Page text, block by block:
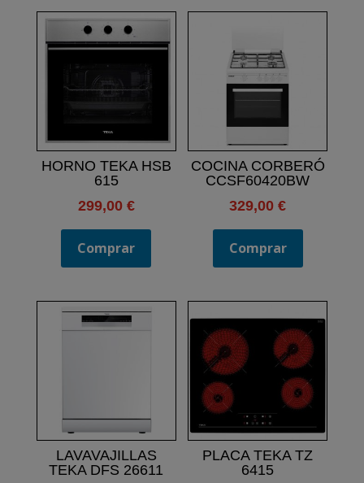
HORNO TEKA HSB
615
299,00 €
Comprar
COCINA CORBERÓ
CCSF60420BW
329,00€
Comprar
LAVAVAJILLAS
TEKA DFS 26611
PLACA TEKA TZ
6415